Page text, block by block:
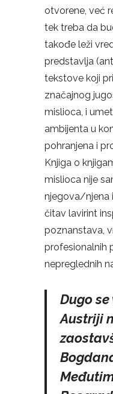
otvorene, već
tek treba da
takođe leži
predstavlja
tekstove koji
značajnog
mislioca, i
ambijenta u
pohranjena i
Knjiga o
mislioca nije
njegova/njena
čitav lavirint
poznanstava,
profesionalnih
nepreglednih
Dugo
Austriji